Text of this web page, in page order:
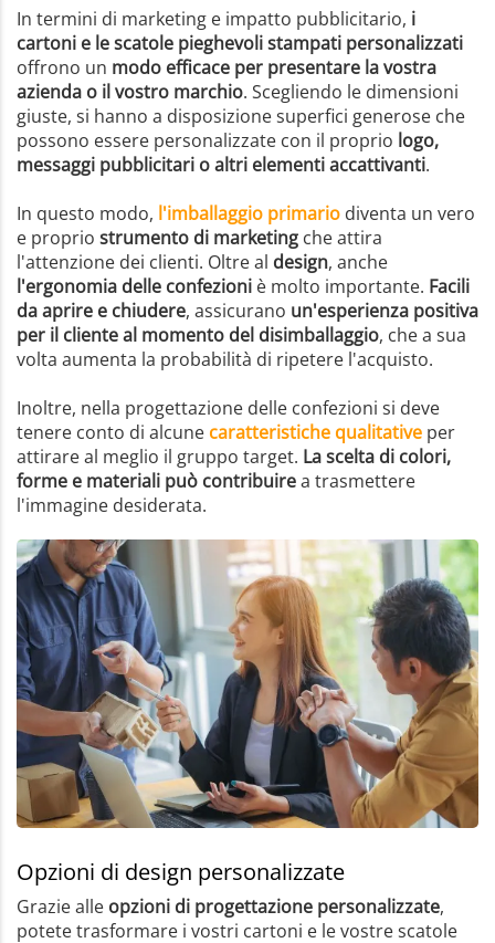
In termini di marketing e impatto pubblicitario, i
cartoni e le scatole pieghevoli stampati personalizzati
offrono un modo efficace per presentare la vostra
azienda o il vostro marchio. Scegliendo le dimensioni
giuste, si hanno a disposizione superfici generose che
possono essere personalizzate con il proprio logo,
messaggi pubblicitari o altri elementi accattivanti.
In questo modo, l'imballaggio primario diventa un vero
e proprio strumento di marketing che attira
l'attenzione dei clienti. Oltre al design, anche
l'ergonomia delle confezioni è molto importante. Facili
da aprire e chiudere, assicurano un'esperienza positiva
per il cliente al momento del disimballaggio, che a sua
volta aumenta la probabilità di ripetere l'acquisto.
Inoltre, nella progettazione delle confezioni si deve
tenere conto di alcune caratteristiche qualitative per
attirare al meglio il gruppo target. La scelta di colori,
forme e materiali può contribuirea trasmettere
l'immagine desiderata.
Opzioni di design personalizzate
Grazie alle opzioni di progettazione personalizzate,
potete trasformare i vostri cartoni e le vostre scatole